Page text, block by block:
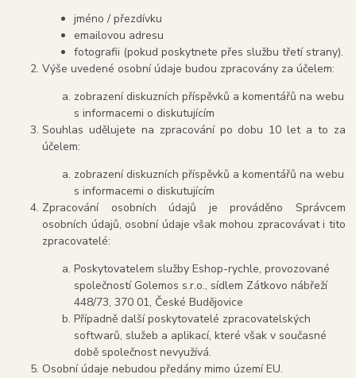
jméno / přezdívku
emailovou adresu
fotografii (pokud poskytnete přes službu třetí strany).
Výše uvedené osobní údaje budou zpracovány za účelem:
zobrazení diskuzních příspěvků a komentářů na webu
s informacemi o diskutujícím
Souhlas udělujete na zpracování po dobu 10 let a to za
účelem:
zobrazení diskuzních příspěvků a komentářů na webu
s informacemi o diskutujícím
Zpracování osobních údajů je prováděno Správcem
osobních údajů, osobní údaje však mohou zpracovávat i tito
zpracovatelé:
Poskytovatelem služby Eshop-rychle, provozované
společností Golemos s.r.o., sídlem Zátkovo nábřeží
448/73, 370 01, České Budějovice
Případně další poskytovatelé zpracovatelských
softwarů, služeb a aplikací, které však v současné
době společnost nevyužívá.
Osobní údaje nebudou předány mimo území EU.